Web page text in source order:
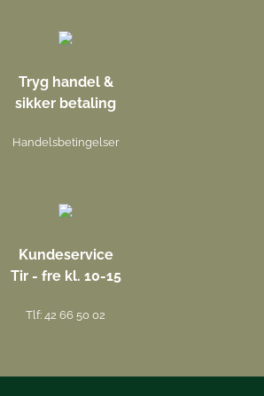
Tryg handel &
sikker betaling
Handelsbetingelser
Kundeservice
Tir - fre kl. 10-15
Tlf: 42 66 50 02